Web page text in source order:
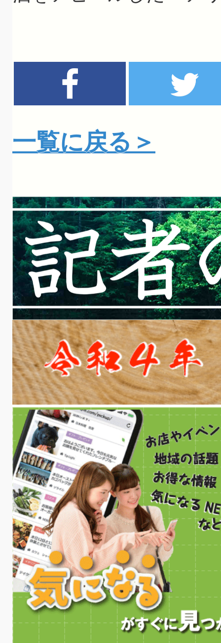
一覧に戻る＞